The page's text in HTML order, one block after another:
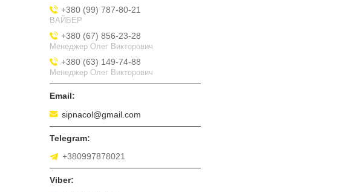
+380 (99) 787-80-21
ВАЙБЕР
+380 (67) 856-23-28
Менеджер Олег Викторович
+380 (63) 149-74-88
Менеджер Олег Викторович
sipnacol@gmail.com
+380997878021